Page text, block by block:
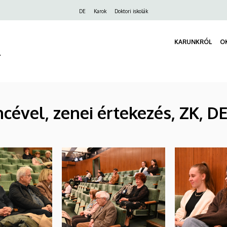
DE Karok Doktori iskolák
KARUNKRÓL
zenei értekezés, ZK, DE